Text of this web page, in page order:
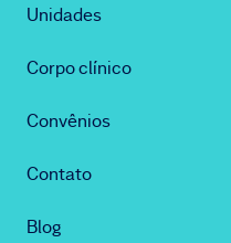
Unidades
Corpo clínico
Convênios
Contato
Blog